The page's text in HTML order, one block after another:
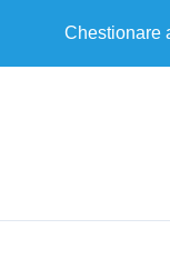
Chestionare